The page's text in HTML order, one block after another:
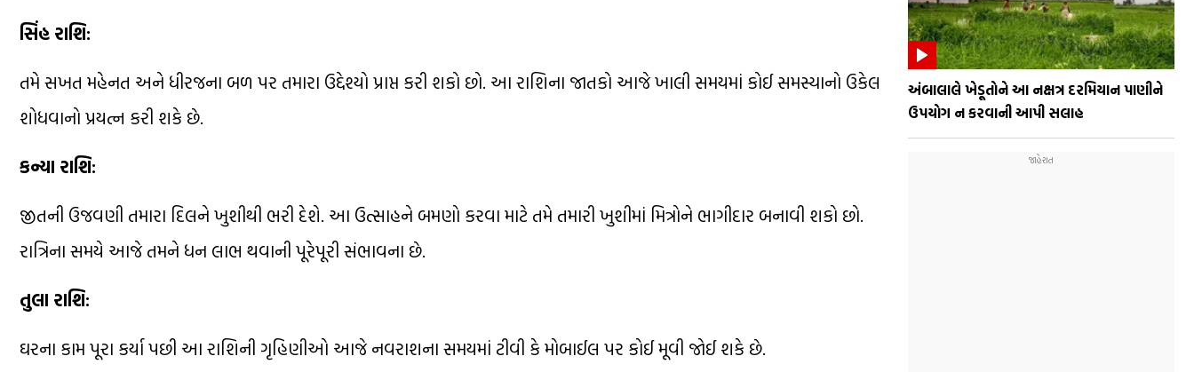
સિંહ રાશિ:
તમે સખત મહેનત અને ધીરજના બળ પર તમારા ઉદ્દેશ્યો પ્રાપ્ત કરી શકો છો. આ રાશિના જાતકો આજે ખાલી સમયમાં કોઈ સમસ્યાનો ઉકેલ
શોધવાનો પ્રયત્ન કરી શકે છે.
કન્યા રાશિ:
જીતની ઉજવણી તમારા દિલને ખુશીથી ભરી દેશે. આ ઉત્સાહને બમણો કરવા માટે તમે તમારી ખુશીમાં મિત્રોને ભાગીદાર બનાવી શકો છો.
રાત્રિના સમયે આજે તમને ધન લાભ થવાની પૂરેપૂરી સંભાવના છે.
તુલા રાશિ:
ઘરના કામ પૂરા કર્યા પછી આ રાશિની ગૃહિણીઓ આજે નવરાશના સમયમાં ટીવી કે મોબાઈલ પર કોઈ મૂવી જોઈ શકે છે.
અંબાલાલે ખેડૂતોને આ નક્ષત્ર દરમિયાન પાણીને
ઉપયોગ ન કરવાની આપી સલાહ